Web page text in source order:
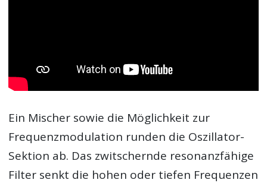
Ein Mischer sowie die Möglichkeit zur
Frequenzmodulation runden die Oszillator-
Sektion ab. Das zwitschernde resonanzfähige
Filter senkt die hohen oder tiefen Frequenzen